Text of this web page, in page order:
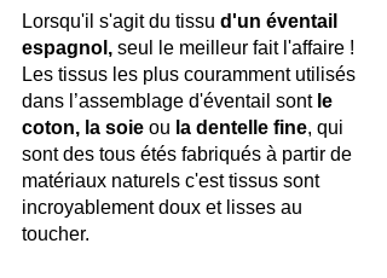
Lorsqu'il s'agit du tissu d'un éventail
espagnol, seul le meilleur fait l'affaire !
Les tissus les plus couramment utilisés
dans l’assemblage d'éventail sont le
coton, la soie ou la dentelle fine, qui
sont des tous étés fabriqués à partir de
matériaux naturels c'est tissus sont
incroyablement doux et lisses au
toucher.